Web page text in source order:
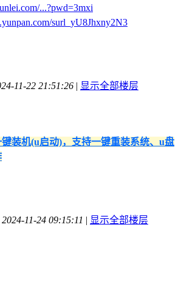
...?pwd=3mxi
surl_yU8Jhxny2N3
11-22 21:51:26 | 显示全部楼层
装机(u启动)，支持一键重装系统、u盘
2024-11-24 09:15:11 | 显示全部楼层